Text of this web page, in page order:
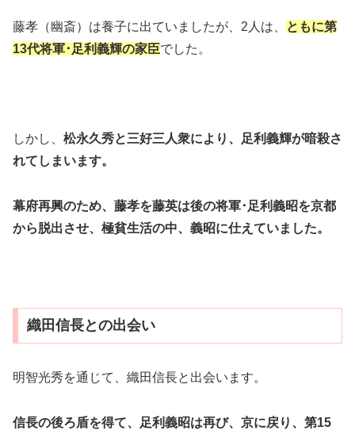
藤孝（幽斎）は養子に出ていましたが、2人は、 ともに第
13代将軍･足利義輝の家臣でした。
しかし、 松永久秀と三好三人衆により、足利義輝が暗殺さ
れてしまいます。
幕府再興のため、藤孝を藤英は後の将軍･足利義昭を京都
から脱出させ、極貧生活の中、義昭に仕えていました。
織田信長との出会い
明智光秀を通じて、織田信長と出会います。
信長の後ろ盾を得て、足利義昭は再び、京に戻り、第15